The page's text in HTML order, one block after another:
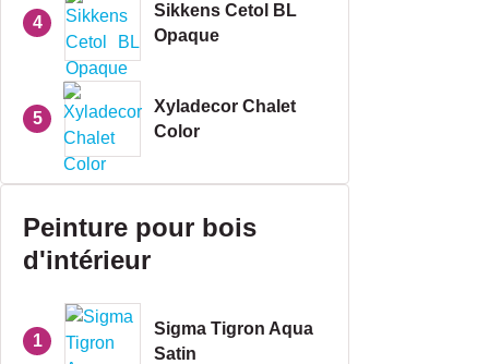
4
Sikkens Cetol BL
Opaque
5
Xyladecor Chalet
Color
Peinture pour bois
d'intérieur
1
Sigma Tigron Aqua
Satin